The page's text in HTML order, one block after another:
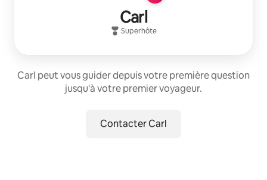
Carl
Superhôte
Carl peut vous guider depuis votre première question
jusqu'à votre premier voyageur.
Contacter Carl